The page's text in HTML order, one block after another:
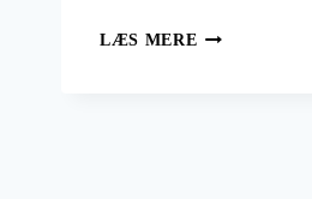
LÆS MERE QUEENSLAND